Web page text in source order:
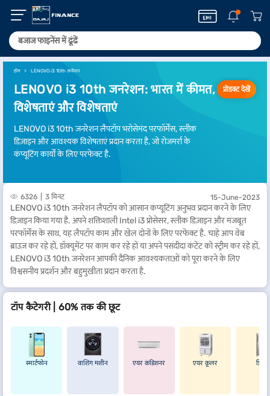
होम LENOVO i3 10th जनरेशन
LENOVO i3 10th जनरेशन: भारत में कीमत,
विशेषताएं और विशेषताएं
LENOVO i3 10th जनरेशन लैपटॉप भरोसेमंद परफॉर्मेंस, स्लीक
डिज़ाइन और आवश्यक विशेषताएं प्रदान करता है, जो रोजमर्रा के
कंप्यूटिंग कार्यों के लिए परफेक्ट है.
प्रोडक्ट देखें
6326 3 मिनट 15-June-2023
LENOVO i3 10th जनरेशन लैपटॉप को आसान कंप्यूटिंग अनुभव प्रदान करने के लिए
डिज़ाइन किया गया है. अपने शक्तिशाली Intel i3 प्रोसेसर, स्लीक डिज़ाइन और मजबूत
परफॉर्मेंस के साथ, यह लैपटॉप काम और खेल दोनों के लिए परफेक्ट है. चाहे आप वेब
ब्राउज़ कर रहे हों, डॉक्यूमेंट पर काम कर रहे हों या अपने पसंदीदा कंटेंट को स्ट्रीम कर रहे हों,
LENOVO i3 10th जनरेशन आपकी दैनिक आवश्यकताओं को पूरा करने के लिए
विश्वसनीय प्रदर्शन और बहुमुखीता प्रदान करता है.
टॉप कैटेगरी | 60% तक की छूट
स्मार्टफोन वाशिंग मशीन एयर कंडिशनर एयर कूलर फ्रिज